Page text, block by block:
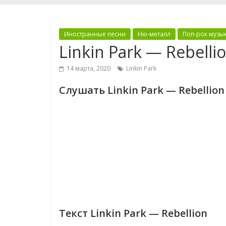
Иностранные песни Ню-металл Поп-рок
Linkin Park —
14 марта, 2020 Linkin Park
Слушать Linkin Park — Rebellion
Текст Linkin Park — Rebellion